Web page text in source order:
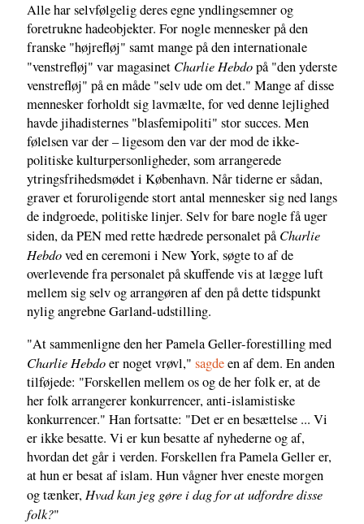
Alle har selvfølgelig deres egne yndlingsemner og
foretrukne hadeobjekter. For nogle mennesker på den
franske "højrefløj" samt mange på den internationale
"venstrefløj" var magasinet Charlie Hebdopå "den yderste
venstrefløj" på en måde "selv ude om det." Mange af disse
mennesker forholdt sig lavmælte, for ved denne lejlighed
havde jihadisternes "blasfemipoliti" stor succes. Men
følelsen var der – ligesom den var der mod de ikke-
politiske kulturpersonligheder, som arrangerede
ytringsfrihedsmødet i København. Når tiderne er sådan,
graver et foruroligende stort antal mennesker sig ned langs
de indgroede, politiske linjer. Selv for bare nogle få uger
siden, da PEN med rette hædrede personalet på Charlie
Hebdoved en ceremoni i New York, søgte to af de
overlevende fra personalet på skuffende vis at lægge luft
mellem sig selv og arrangøren af den på dette tidspunkt
nylig angrebne Garland-udstilling.
"At sammenligne den her Pamela Geller-forestilling med
Charlie Hebdoer noget vrøvl," sagdeen af dem. En anden
tilføjede: "Forskellen mellem os og de her folk er, at de
her folk arrangerer konkurrencer, anti-islamistiske
konkurrencer." Han fortsatte: "Det er en besættelse ... Vi
er ikke besatte. Vi er kun besatte af nyhederne og af,
hvordan det går i verden. Forskellen fra Pamela Geller er,
at hun er besat af islam. Hun vågner hver eneste morgen
og tænker, Hvad kan jeg gøre i dag for at udfordre disse
folk?"